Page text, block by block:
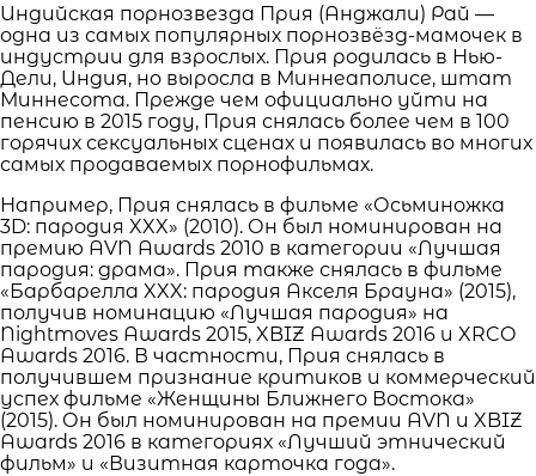
Индийская порнозвезда Прия (Анджали) Рай —
одна из самых популярных порнозвёзд-мамочек в
индустрии для взрослых. Прия родилась в Нью-
Дели, Индия, но выросла в Миннеаполисе, штат
Миннесота. Прежде чем официально уйти на
пенсию в 2015 году, Прия снялась более чем в 100
горячих сексуальных сценах и появилась во многих
самых продаваемых порнофильмах.
Например, Прия снялась в фильме «Осьминожка
3D: пародия XXX» (2010). Он был номинирован на
премию AVN Awards 2010 в категории «Лучшая
пародия: драма». Прия также снялась в фильме
«Барбарелла XXX: пародия Акселя Брауна» (2015),
получив номинацию «Лучшая пародия» на
Nightmoves Awards 2015, XBIZ Awards 2016 и XRCO
Awards 2016. В частности, Прия снялась в
получившем признание критиков и коммерческий
успех фильме «Женщины Ближнего Востока»
(2015). Он был номинирован на премии AVN и XBIZ
Awards 2016 в категориях «Лучший этнический
фильм» и «Визитная карточка года».